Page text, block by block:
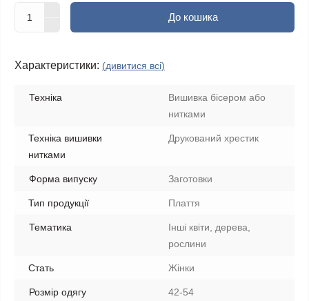
До кошика
Характеристики: (дивитися всі)
Техніка
Вишивка бісером або
нитками
Техніка вишивки
нитками
Друкований хрестик
Форма випуску Заготовки
Тип продукції Плаття
Тематика
Інші квіти, дерева,
рослини
Стать Жінки
Розмір одягу 42-54